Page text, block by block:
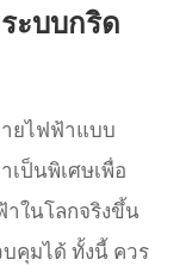
ะบบกริด
ายไฟฟ้าแบบ
ป็นพิเศษเพื่อ
าในโลกจริงขึ้น
คุมได้ ทั้งนี้ ควร